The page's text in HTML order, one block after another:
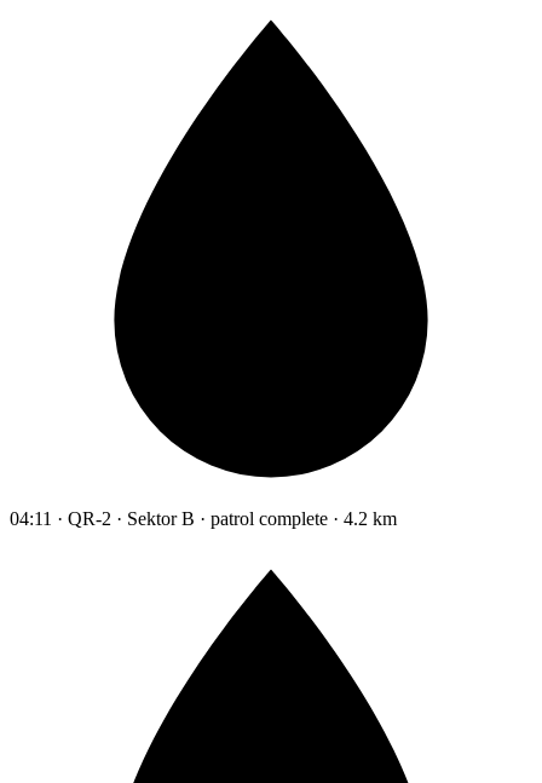
04:11 · QR-2 · Sektor B · patrol complete · 4.2 km